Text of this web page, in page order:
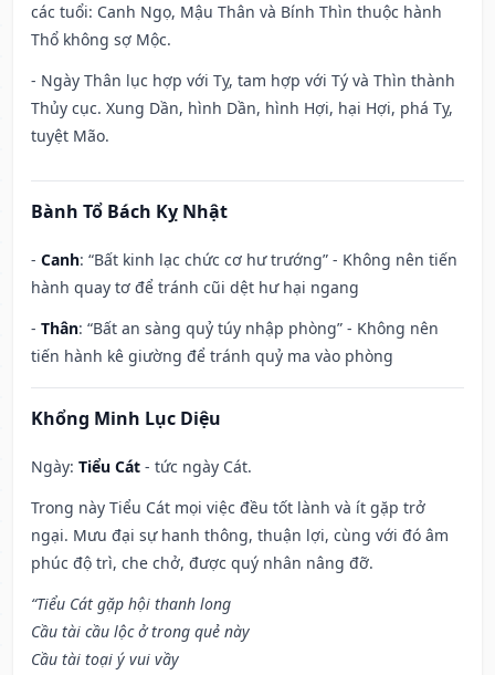
các tuổi: Canh Ngọ, Mậu Thân và Bính Thìn thuộc hành
Thổ không sợ Mộc.
- Ngày Thân lục hợp với Tỵ, tam hợp với Tý và Thìn thành
Thủy cục. Xung Dần, hình Dần, hình Hợi, hại Hợi, phá Tỵ,
tuyệt Mão.
Bành Tổ Bách Kỵ Nhật
- Canh: “Bất kinh lạc chức cơ hư trướng” - Không nên tiến
hành quay tơ để tránh cũi dệt hư hại ngang
- Thân: “Bất an sàng quỷ túy nhập phòng” - Không nên
tiến hành kê giường để tránh quỷ ma vào phòng
Khổng Minh Lục Diệu
Ngày: Tiểu Cát - tức ngày Cát.
Trong này Tiểu Cát mọi việc đều tốt lành và ít gặp trở
ngại. Mưu đại sự hanh thông, thuận lợi, cùng với đó âm
phúc độ trì, che chở, được quý nhân nâng đỡ.
“Tiểu Cát gặp hội thanh long
Cầu tài cầu lộc ở trong quẻ này
Cầu tài toại ý vui vầy